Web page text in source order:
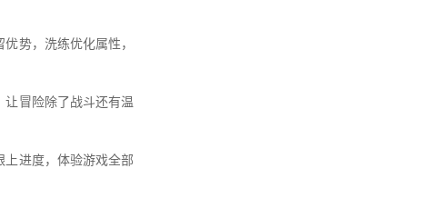
势，洗练优化属性，
冒险除了战斗还有温
进度，体验游戏全部